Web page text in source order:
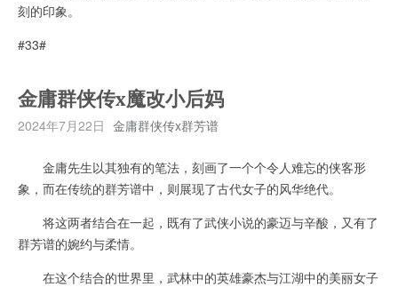
刻的印象。
#33#
金庸群侠传x魔改小后妈
2024年7月22日 金庸群侠传x群芳谱
金庸先生以其独有的笔法，刻画了一个个令人难忘的侠客形
象，而在传统的群芳谱中，则展现了古代女子的风华绝代。
将这两者结合在一起，既有了武侠小说的豪迈与辛酸，又有了
群芳谱的婉约与柔情。
在这个结合的世界里，武林中的英雄豪杰与江湖中的美丽女子